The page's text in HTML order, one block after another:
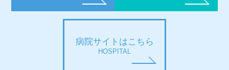
病院サイトはこちら
HOSPITAL